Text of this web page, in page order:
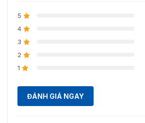
5
4
3
2
1
ĐÁNH GIÁ NGAY